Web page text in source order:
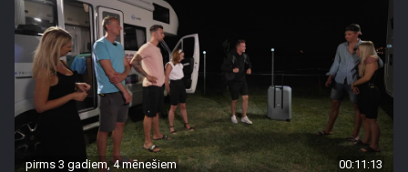
pirms 3 gadiem, 4 mēnešiem 00:11:13